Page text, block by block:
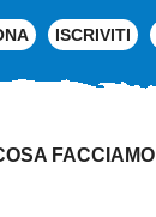
ISCRIVITI
FACCIAMO